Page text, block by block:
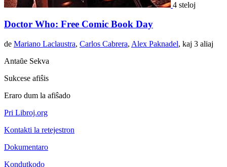
4 steloj
Doctor Who: Free Comic Book Day
de Mariano Laclaustra, Carlos Cabrera, Alex Paknadel, kaj 3 aliaj
Antaŭe Sekva
Sukcese afiŝis
Eraro dum la afiŝado
Pri Libroj.org
Kontakti la retejestron
Dokumentaro
Kondutkodo